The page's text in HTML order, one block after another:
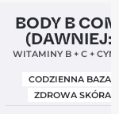
Clean Label Nowa
BODY B
(DAWNIEJ:
WITAMINY B + C +
CODZIENNA BAZA
ZDROWA SKÓRA I